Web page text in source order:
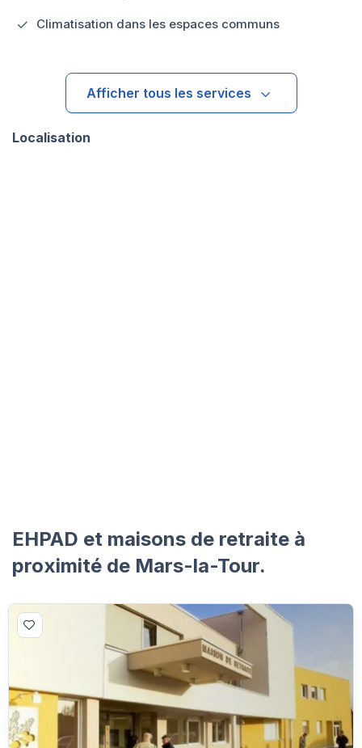
Climatisation dans les espaces communs
Afficher tous les services
Localisation
EHPAD et maisons de retraite à
proximité de Mars-la-Tour.